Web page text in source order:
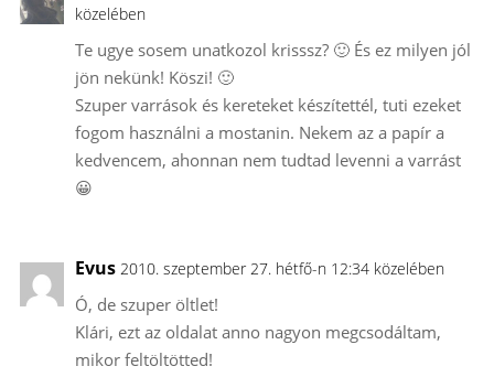
közelében
Te ugye sosem unatkozol krisssz? 🙂 És ez milyen jól
jön nekünk! Köszi! 🙂
Szuper varrások és kereteket készítettél, tuti ezeket
fogom használni a mostanin. Nekem az a papír a
kedvencem, ahonnan nem tudtad levenni a varrást
😀
Evus 2010. szeptember 27. hétfő-n 12:34 közelében
Ó, de szuper öltlet!
Klári, ezt az oldalat anno nagyon megcsodáltam,
mikor feltöltötted!